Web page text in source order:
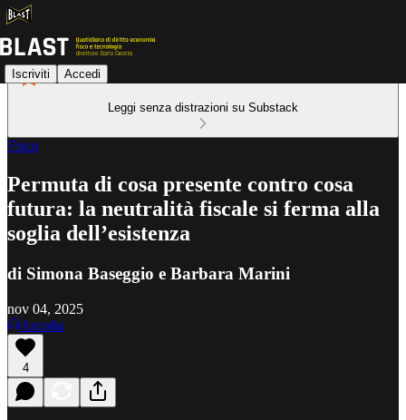
Iscriviti Accedi
Leggi senza distrazioni su Substack
Fisco
Permuta di cosa presente contro cosa
futura: la neutralità fiscale si ferma alla
soglia dell’esistenza
di Simona Baseggio e Barbara Marini
nov 04, 2025
Ascolta
4